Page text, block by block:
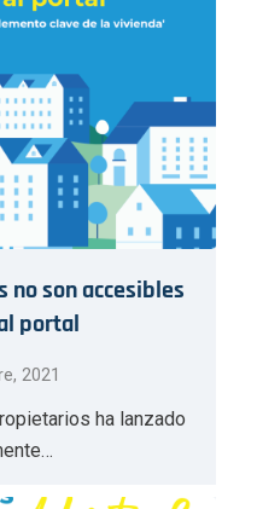
no son accesibles
portal
2021
ha lanzado